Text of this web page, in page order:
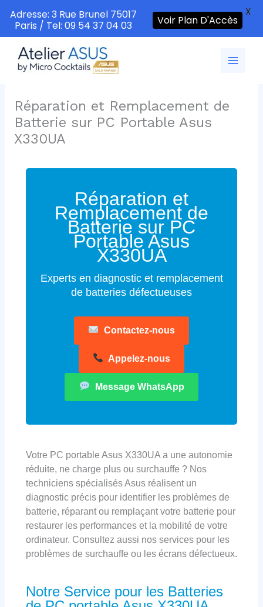
contenu
Réparation et Remplacement de
Batterie sur PC Portable Asus
X330UA
Réparation et
Remplacement de
Batterie sur PC
Portable Asus
X330UA
Experts en diagnostic et remplacement
de batteries défectueuses
Contactez-nous
Appelez-nous
Message WhatsApp
Votre PC portable Asus X330UA a une autonomie
réduite, ne charge plus ou surchauffe ? Nos
techniciens spécialisés Asus réalisent un
diagnostic précis pour identifier les problèmes de
batterie, réparant ou remplaçant votre batterie pour
restaurer les performances et la mobilité de votre
ordinateur. Consultez aussi nos services pour les
problèmes de surchauffe ou les écrans défectueux.
Notre Service pour les Batteries
Adresse: 3 Rue Brunel 75017
Paris / Tel: 09 54 37 04 03
Voir Plan D'Accès
X